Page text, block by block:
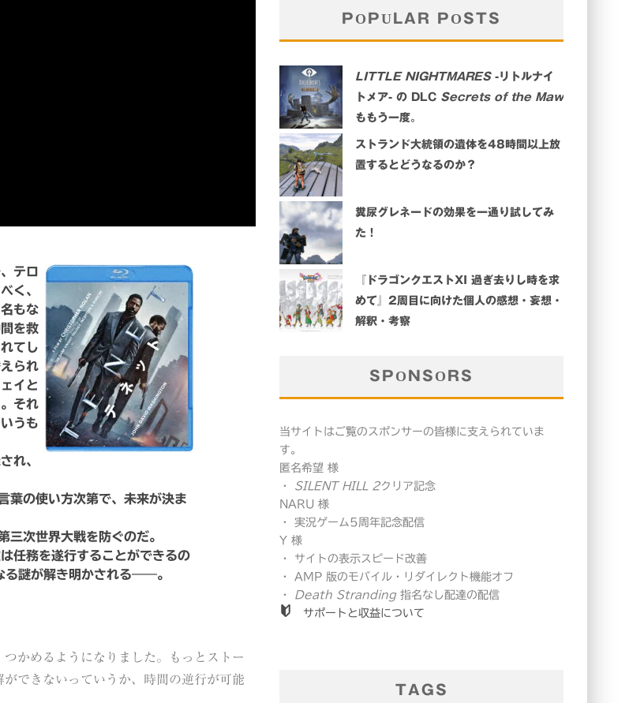
テロ
く、
もな
を救
てし
られ
イと
それ
うも
れ、
葉の使い方次第で、未来が決ま
次世界大戦を防ぐのだ。
任務を遂行することができるの
る謎が解き明かされる――。
かめるようになりました。もっとストー
できないっていうか、時間の逆行が可能
POPULAR POSTS
LITTLE NIGHTMARES-リトルナイ
トメア- の DLC Secrets of the Maw
ももう一度。
ストランド大統領の遺体を48時間以上放
置するとどうなるのか？
糞尿グレネードの効果を一通り試してみ
た！
『ドラゴンクエストXI 過ぎ去りし時を求
めて』2周目に向けた個人の感想・妄想・
解釈・考察
SPONSORS
当サイトはご覧のスポンサーの皆様に支えられていま
す。
匿名希望 様
・ SILENT HILL 2クリア記念
NARU 様
・ 実況ゲーム5周年記念配信
Y 様
・ サイトの表示スピード改善
・ AMP 版のモバイル・リダイレクト機能オフ
・ Death Stranding指名なし配達の配信
サポートと収益について
TAGS